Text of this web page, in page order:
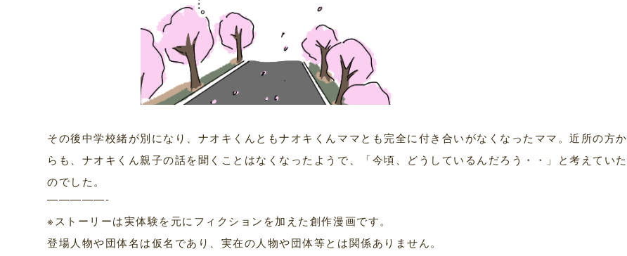
その後中学校緒が別になり、ナオキくんともナオキくんママとも完全に付き合いがなくなったママ。近所の方か
らも、ナオキくん親子の話を聞くことはなくなったようで、「今頃、どうしているんだろう・・」と考えていた
のでした。
—————-
※ストーリーは実体験を元にフィクションを加えた創作漫画です。
登場人物や団体名は仮名であり、実在の人物や団体等とは関係ありません。